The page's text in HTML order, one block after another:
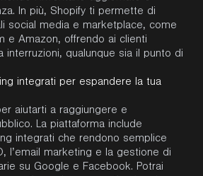
In più, Shopify ti permette di
social media e marketplace, come
e Amazon, offrendo ai clienti
interruzioni, qualunque sia il punto di
integrati per espandere la tua
aiutarti a raggiungere e
La piattaforma include
integrati che rendono semplice
l’email marketing e la gestione di
su Google e Facebook. Potrai